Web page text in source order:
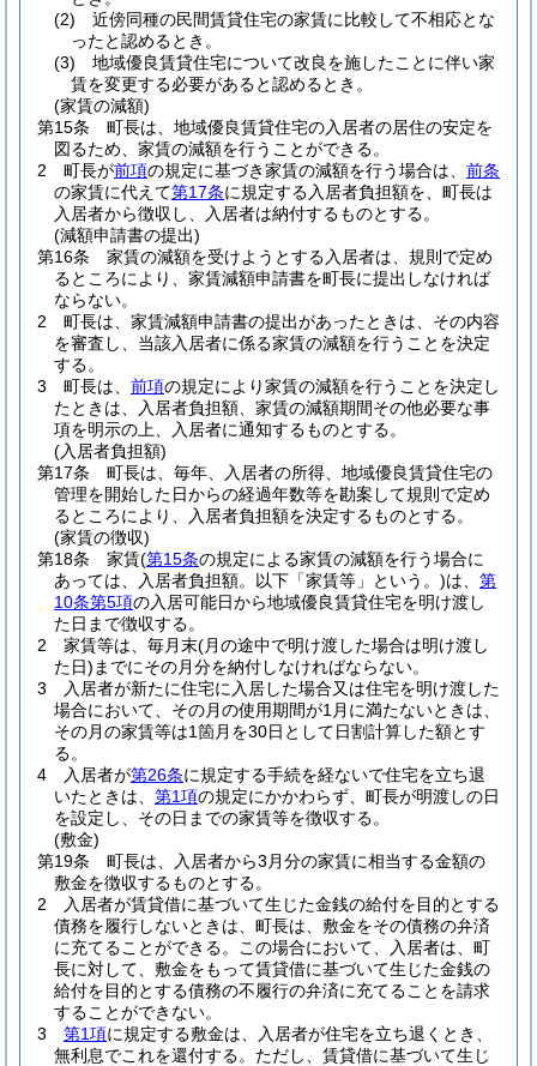
(2)
近傍同種の民間賃貸住宅の家賃に比較して不相応とな
ったと認めるとき。
(3)
地域優良賃貸住宅について改良を施したことに伴い家
賃を変更する必要があると認めるとき。
(家賃の減額)
第15条
町長は、地域優良賃貸住宅の入居者の居住の安定を
図るため、家賃の減額を行うことができる。
2
町長が前項の規定に基づき家賃の減額を行う場合は、 前条
の家賃に代えて第17条に規定する入居者負担額を、町長は
入居者から徴収し、入居者は納付するものとする。
(減額申請書の提出)
第16条
家賃の減額を受けようとする入居者は、規則で定め
るところにより、家賃減額申請書を町長に提出しなければ
ならない。
2
町長は、家賃減額申請書の提出があったときは、その内容
を審査し、当該入居者に係る家賃の減額を行うことを決定
する。
3
町長は、 前項の規定により家賃の減額を行うことを決定し
たときは、入居者負担額、家賃の減額期間その他必要な事
項を明示の上、入居者に通知するものとする。
(入居者負担額)
第17条
町長は、毎年、入居者の所得、地域優良賃貸住宅の
管理を開始した日からの経過年数等を勘案して規則で定め
るところにより、入居者負担額を決定するものとする。
(家賃の徴収)
第18条
家賃(第15条の規定による家賃の減額を行う場合に
あっては、入居者負担額。以下「家賃等」という。)は、 第
10条第5項の入居可能日から地域優良賃貸住宅を明け渡し
た日まで徴収する。
2
家賃等は、毎月末(月の途中で明け渡した場合は明け渡し
た日) までにその月分を納付しなければならない。
3
入居者が新たに住宅に入居した場合又は住宅を明け渡した
場合において、その月の使用期間が1月に満たないときは、
その月の家賃等は1箇月を30日として日割計算した額とす
る。
4
入居者が第26条に規定する手続を経ないで住宅を立ち退
いたときは、 第1項の規定にかかわらず、町長が明渡しの日
を設定し、その日までの家賃等を徴収する。
(敷金)
第19条
町長は、入居者から3月分の家賃に相当する金額の
敷金を徴収するものとする。
2
入居者が賃貸借に基づいて生じた金銭の給付を目的とする
債務を履行しないときは、町長は、敷金をその債務の弁済
に充てることができる。
この場合において、入居者は、町
長に対して、敷金をもって賃貸借に基づいて生じた金銭の
給付を目的とする債務の不履行の弁済に充てることを請求
することができない。
3
第1項に規定する敷金は、入居者が住宅を立ち退くとき、
無利息でこれを還付する。 ただし、賃貸借に基づいて生じ